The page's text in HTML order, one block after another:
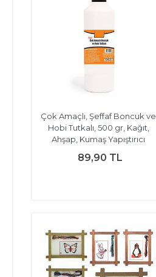
Çok Amaçlı, Şeffaf Boncuk ve
Hobi Tutkalı, 500 gr, Kağıt,
Ahşap, Kumaş Yapıştırıcı
89,90 TL